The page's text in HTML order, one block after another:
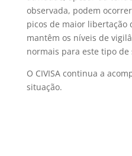
observada, podem
picos de maior libertação
mantêm os níveis de
normais para este tipo de
O CIVISA continua a
situação.